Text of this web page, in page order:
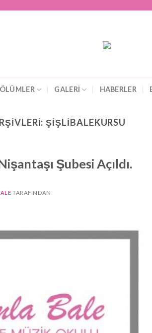
GALERİ HABERLER
ŞIŞLIBALEKURSU
Şubesi Açıldı.
TARAFINDAN